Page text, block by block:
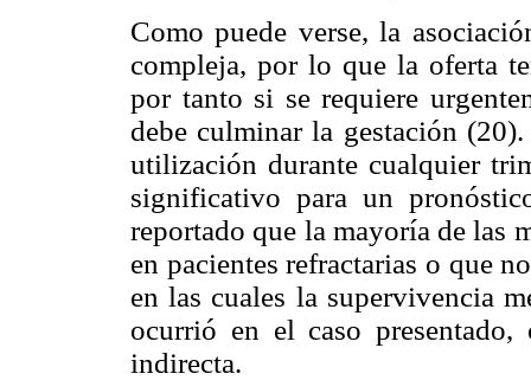
Como puede verse, la
compleja, por lo que la oferta
por tanto si se requiere
debe culminar la gestación
utilización durante cualquier
significativo para un
reportado que la mayoría de las
en pacientes refractarias o que
en las cuales la supervivencia
ocurrió en el caso presentado,
indirecta.